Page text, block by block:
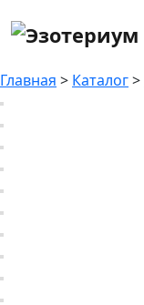
Главная > Каталог>